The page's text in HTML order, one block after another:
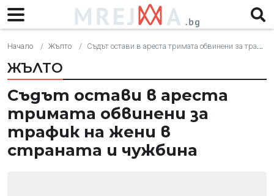
Начало Жълто Съдът остави в ареста тримата обвинени за трафик на жени в страната и чужбина
ЖЪЛТО
Съдът остави в ареста
тримата обвинени за
трафик на жени в
страната и чужбина